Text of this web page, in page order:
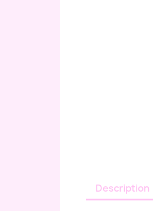
Description